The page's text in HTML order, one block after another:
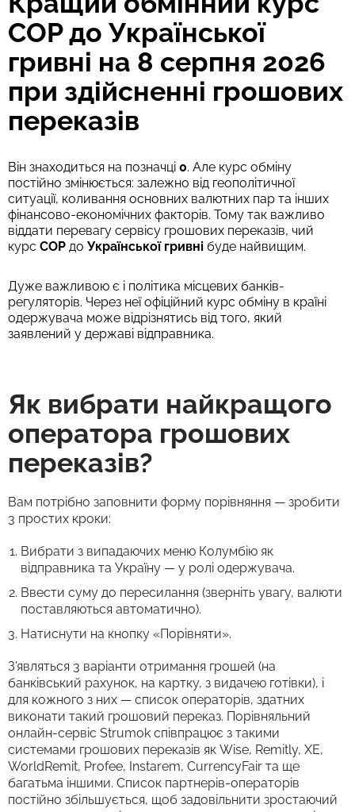
COP до Української
гривні на 8 серпня 2026
при здійсненні грошових
переказів
Він знаходиться на позначці 0. Але курс обміну
постійно змінюється: залежно від геополітичної
ситуації, коливання основних валютних пар та інших
фінансово-економічних факторів. Тому так важливо
віддати перевагу сервісу грошових переказів, чий
курс COP до Української гривні буде найвищим.
Дуже важливою є і політика місцевих банків-
регуляторів. Через неї офіційний курс обміну в країні
одержувача може відрізнятись від того, який
заявлений у державі відправника.
Як вибрати найкращого
оператора грошових
переказів?
Вам потрібно заповнити форму порівняння — зробити
3 простих кроки:
Вибрати з випадаючих меню Колумбію як
відправника та Україну — у ролі одержувача.
Ввести суму до пересилання (зверніть увагу, валюти
поставляються автоматично).
Натиснути на кнопку «Порівняти».
З'являться 3 варіанти отримання грошей (на
банківський рахунок, на картку, з видачею готівки), і
для кожного з них — список операторів, здатних
виконати такий грошовий переказ. Порівняльний
онлайн-сервіс Strumok співпрацює з такими
системами грошових переказів як Wise, Remitly, XE,
WorldRemit, Profee, Instarem, CurrencyFair та ще
багатьма іншими. Список партнерів-операторів
постійно збільшується, щоб задовільнити зростаючий